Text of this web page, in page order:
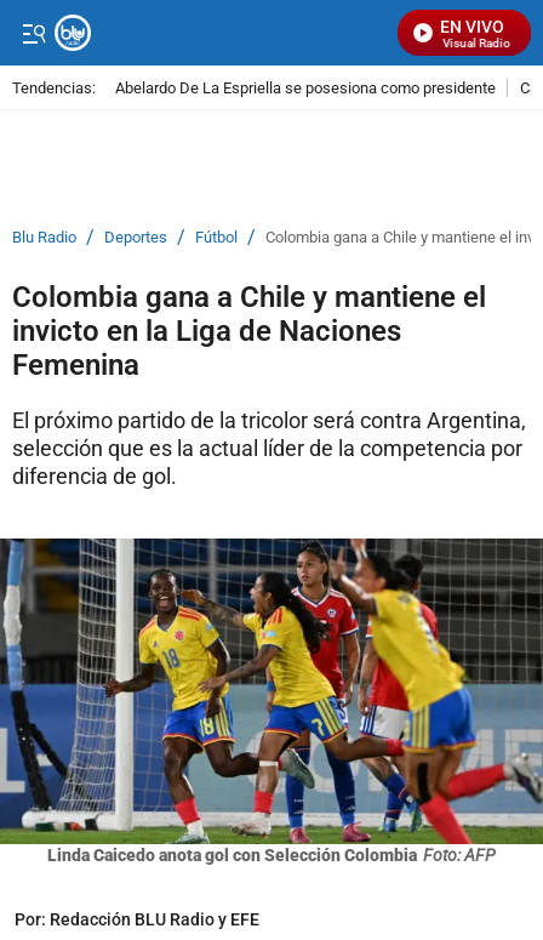
EN VIVO
Señal Visual Radio
Tendencias: Abelardo De La Espriella se posesiona como presidente
Blu Radio / Deportes / Fútbol / Colombia gana a Chile y mantiene el
Colombia gana a Chile y mantiene el
invicto en la Liga de Naciones
Femenina
El próximo partido de la tricolor será contra Argentina,
selección que es la actual líder de la competencia por
diferencia de gol.
Linda Caicedo anota gol con Selección Colombia Foto: AFP
Por: Redacción BLU Radio y EFE